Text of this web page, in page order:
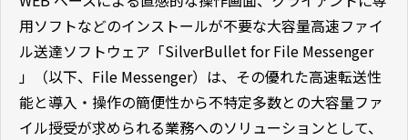
用ソフトなどのインストールが不要な大容量高速ファイ
ル送達ソフトウェア「SilverBullet for File Messenger
」（以下、File Messenger）は、その優れた高速転送性
能と導入・操作の簡便性から不特定多数との大容量ファ
イル授受が求められる業務へのソリューションとして、